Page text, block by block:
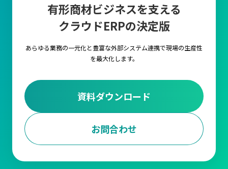
有形商材ビジネスを支える
クラウドERPの決定版
あらゆる業務の一元化と豊富な外部システム連携で現場の生産性
を最大化します。
資料ダウンロード
お問合わせ